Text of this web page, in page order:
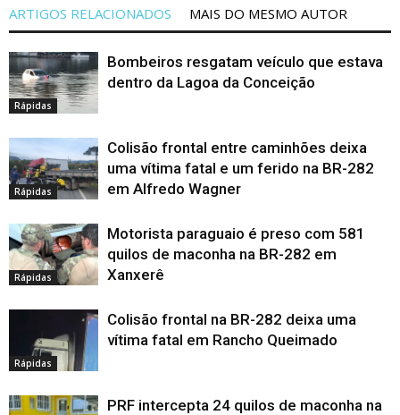
ARTIGOS RELACIONADOS MAIS DO MESMO AUTOR
Rápidas
Bombeiros resgatam veículo que estava
dentro da Lagoa da Conceição
Rápidas
Colisão frontal entre caminhões deixa
uma vítima fatal e um ferido na BR-282
em Alfredo Wagner
Rápidas
Motorista paraguaio é preso com 581
quilos de maconha na BR-282 em
Xanxerê
Rápidas
Colisão frontal na BR-282 deixa uma
vítima fatal em Rancho Queimado
PRF intercepta 24 quilos de maconha na